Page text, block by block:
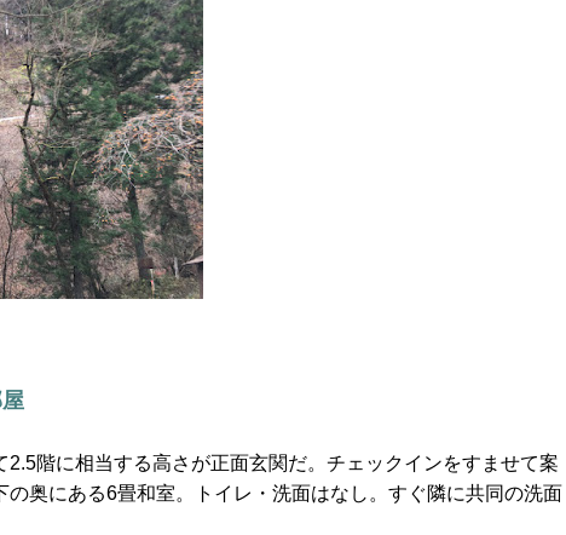
階に相当する高さが正面玄関だ。チェックインをすませて案
の奥にある6畳和室。トイレ・洗面はなし。すぐ隣に共同の洗面